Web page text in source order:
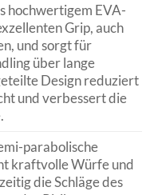
hochwertigem EVA-
Grip, auch
und sorgt für
über lange
Design reduziert
und verbessert die
parabolische
kraftvolle Würfe und
die Schläge des